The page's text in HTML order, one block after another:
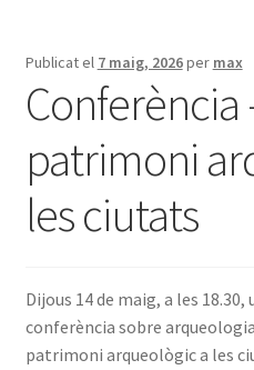
FES-TE SOCI
LLIBRE
INICIA SESSIÓ
Publicat el 7 maig, 2026per max
Conferència
patrimoni
les ciutats
Dijous 14 de maig, a les
conferència sobre
patrimoni arqueològic a les